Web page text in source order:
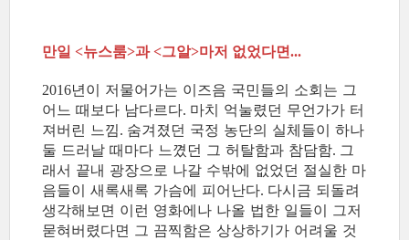
만일 <뉴스룸>과<그알>마저 없었다면...
2016년이 저물어가는 이즈음 국민들의 소회는 그
어느 때보다 남다르다. 마치 억눌렸던 무언가가 터
져버린 느낌. 숨겨졌던 국정 농단의 실체들이 하나
둘 드러날 때마다 느꼈던 그 허탈함과 참담함. 그
래서 끝내 광장으로 나갈 수밖에 없었던 절실한 마
음들이 새록새록 가슴에 피어난다. 다시금 되돌려
생각해보면 이런 영화에나 나올 법한 일들이 그저
묻혀버렸다면 그 끔찍함은 상상하기가 어려울 것